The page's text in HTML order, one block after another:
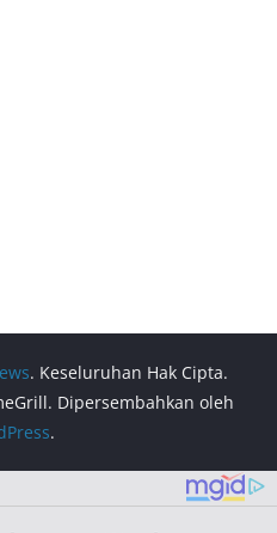
. Keseluruhan Hak Cipta.
Dipersembahkan oleh
.